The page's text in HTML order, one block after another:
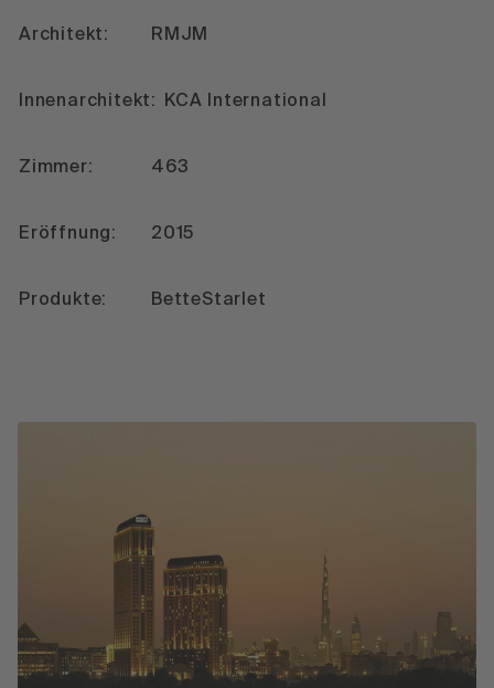
Architekt: RMJM
Innenarchitekt: KCA International
Zimmer: 463
Eröffnung: 2015
Produkte: BetteStarlet